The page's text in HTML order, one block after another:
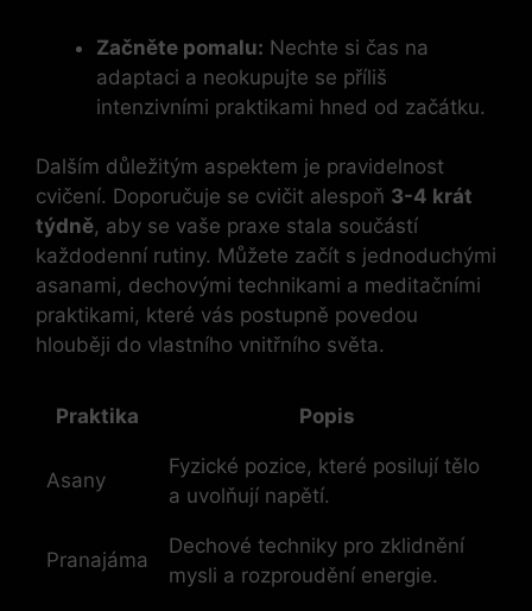
Začněte pomalu: Nechte si čas na
adaptaci a neokupujte se příliš
intenzivními praktikami hned od začátku.
Dalším důležitým aspektem je pravidelnost
cvičení. Doporučuje se cvičit alespoň 3-4 krát
týdně, aby se vaše praxe stala součástí
každodenní rutiny. Můžete začít s jednoduchými
asanami, dechovými technikami a meditačními
praktikami, které vás postupně povedou
hlouběji do vlastního vnitřního světa.
Praktika Popis
Asany
Fyzické pozice, které posilují tělo
a uvolňují napětí.
Pranajáma
Dechové techniky pro zklidnění
mysli a rozproudění energie.